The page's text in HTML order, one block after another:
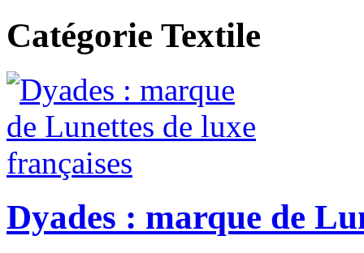
Catégorie Textile
Dyades : marque de